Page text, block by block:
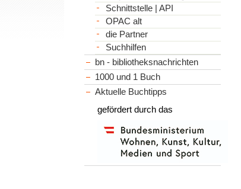
Schnittstelle | API
OPAC alt
die Partner
Suchhilfen
bn - bibliotheksnachrichten
1000 und 1 Buch
Aktuelle Buchtipps
gefördert durch das